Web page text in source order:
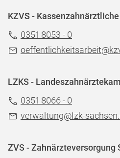
KZVS -
0351 8053 - 0
LZKS -
0351 8066 - 0
verwaltung@Izk-
ZVS - Zahnärzteversorgung